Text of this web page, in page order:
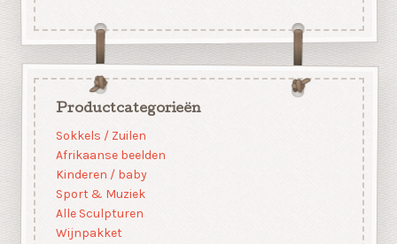
Productcategorieën
Sokkels / Zuilen
Afrikaanse beelden
Kinderen / baby
Sport & Muziek
Alle Sculpturen
Wijnpakket